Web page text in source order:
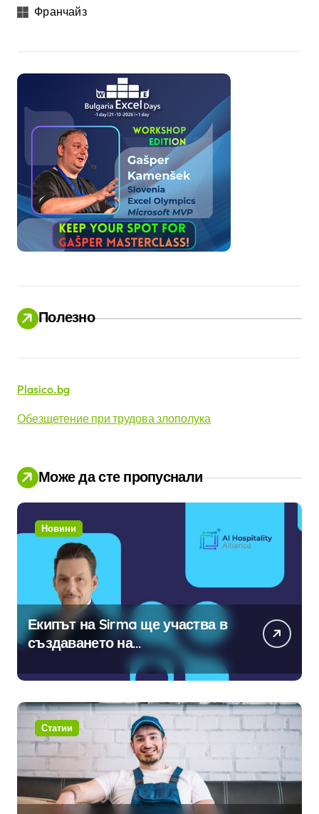
Франчайз
Полезно
Plasico.bg
Обезщетение при трудова злополука
Може да сте пропуснали
Новини
Екипът на Sirma ще участва в
създаването на
международните стандарти за
навлизане на изкуствен
интелект в хотелиерството
Статии